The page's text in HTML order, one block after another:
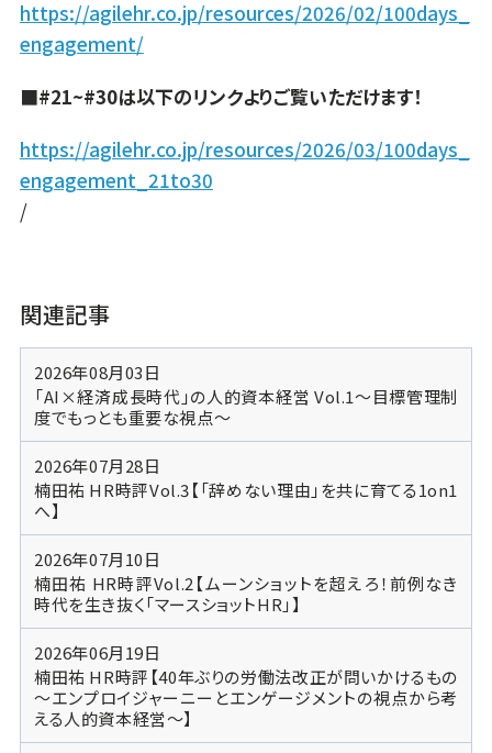
https://agilehr.co.jp/resources/2026/02/100days_
engagement/
■#21~#30は以下のリンクよりご覧いただけます！
https://agilehr.co.jp/resources/2026/03/100days_
engagement_21to30
/
関連記事
2026年08月03日
「AI×経済成長時代」の人的資本経営 Vol.1～目標管理制
度でもっとも重要な視点～
2026年07月28日
楠田祐 HR時評Vol.3【「辞めない理由」を共に育てる1on1
へ】
2026年07月10日
楠田祐 HR時評Vol.2【ムーンショットを超えろ！前例なき
時代を生き抜く「マースショットHR」】
2026年06月19日
楠田祐 HR時評【40年ぶりの労働法改正が問いかけるもの
～エンプロイジャーニーとエンゲージメントの視点から考
える人的資本経営～】